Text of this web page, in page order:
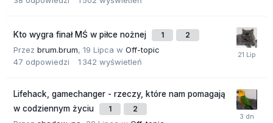
Kto wygra finał MŚ w piłce nożnej 1 2
Przez brum.brum, 19 Lipca w Off-topic
47 odpowiedzi 1 342 wyświetleń
Lifehack, gamechanger - rzeczy, które nam pomagają
w codziennym życiu
1 2